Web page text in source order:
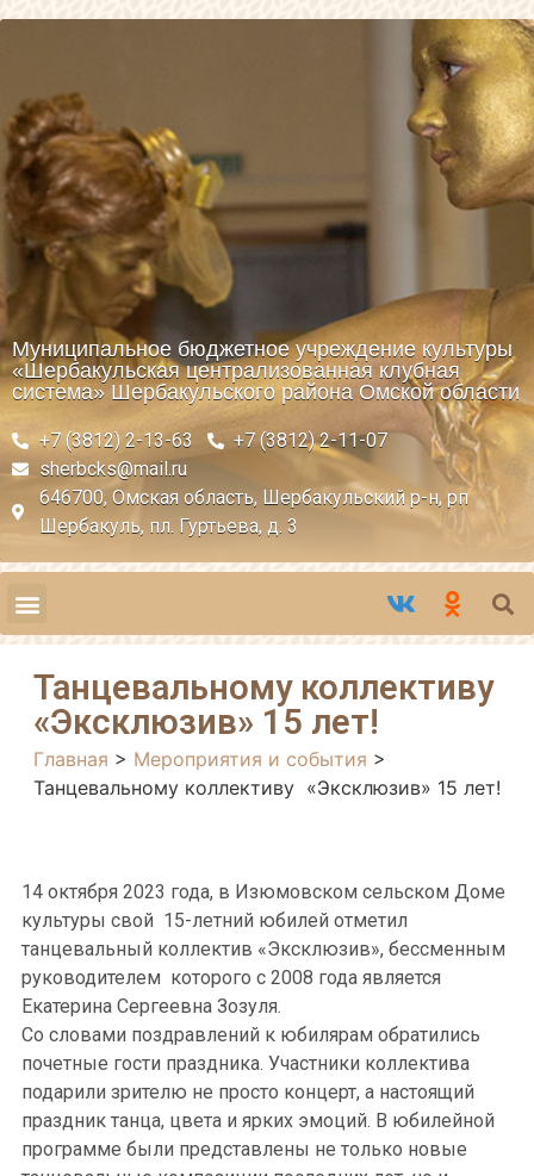
Муниципальное бюджетное учреждение культуры
«Шербакульская централизованная клубная
система» Шербакульского района Омской области
+7 (3812) 2-13-63
+7 (3812) 2-11-07
sherbcks@mail.ru
646700, Омская область, Шербакульский р-н, рп
Шербакуль, пл. Гуртьева, д. 3
Танцевальному коллективу
«Эксклюзив» 15 лет!
Главная > Мероприятия и события >
Танцевальному коллективу «Эксклюзив» 15 лет!
14 октября 2023 года, в Изюмовском сельском Доме
культуры свой 15-летний юбилей отметил
танцевальный коллектив «Эксклюзив», бессменным
руководителем которого с 2008 года является
Екатерина Сергеевна Зозуля.
Со словами поздравлений к юбилярам обратились
почетные гости праздника. Участники коллектива
подарили зрителю не просто концерт, а настоящий
праздник танца, цвета и ярких эмоций. В юбилейной
программе были представлены не только новые